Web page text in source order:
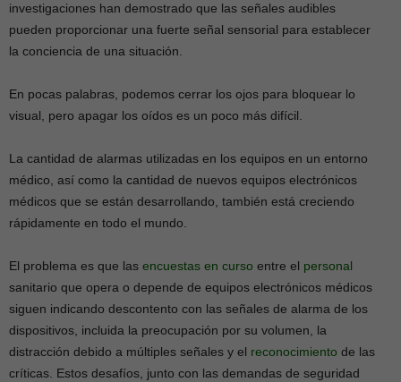
investigaciones han demostrado que las señales audibles
pueden proporcionar una fuerte señal sensorial para establecer
la conciencia de una situación.
En pocas palabras, podemos cerrar los ojos para bloquear lo
visual, pero apagar los oídos es un poco más difícil.
La cantidad de alarmas utilizadas en los equipos en un entorno
médico, así como la cantidad de nuevos equipos electrónicos
médicos que se están desarrollando, también está creciendo
rápidamente en todo el mundo.
El problema es que las encuestas en curso entre el personal
sanitario que opera o depende de equipos electrónicos médicos
siguen indicando descontento con las señales de alarma de los
dispositivos, incluida la preocupación por su volumen, la
distracción debido a múltiples señales y el reconocimiento de las
críticas. Estos desafíos, junto con las demandas de seguridad